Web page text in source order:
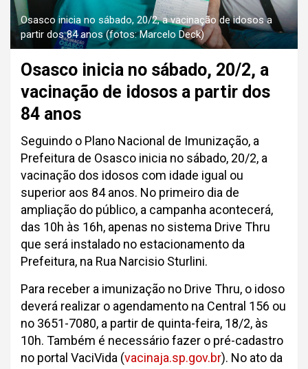
Osasco inicia no sábado, 20/2, a vacinação de idosos a
partir dos 84 anos (fotos: Marcelo Deck)
Osasco inicia no sábado, 20/2, a
vacinação de idosos a partir dos
84 anos
Seguindo o Plano Nacional de Imunização, a
Prefeitura de Osasco inicia no sábado, 20/2, a
vacinação dos idosos com idade igual ou
superior aos 84 anos. No primeiro dia de
ampliação do público, a campanha acontecerá,
das 10h às 16h, apenas no sistema Drive Thru
que será instalado no estacionamento da
Prefeitura, na Rua Narcisio Sturlini.
Para receber a imunização no Drive Thru, o idoso
deverá realizar o agendamento na Central 156 ou
no 3651-7080, a partir de quinta-feira, 18/2, às
10h. Também é necessário fazer o pré-cadastro
no portal VaciVida (vacinaja.sp.gov.br). No ato da